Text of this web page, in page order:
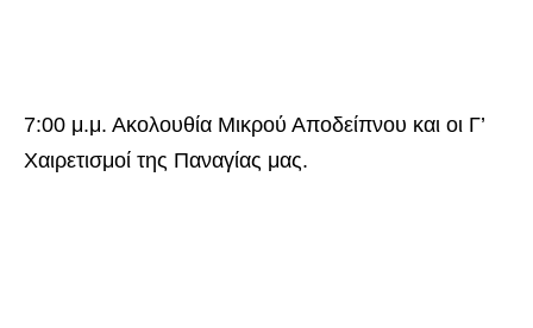
7:00 μ.μ. Ακολουθία Μικρού Αποδείπνου και οι Γ’
Χαιρετισμοί της Παναγίας μας.